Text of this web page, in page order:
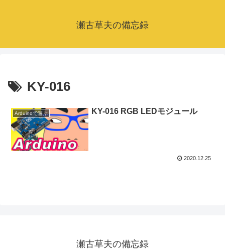
瀬古草夫の備忘録
KY-016
Arduinoで遊ぶ KY-016 RGB LEDモジュール
2020.12.25
瀬古草夫の備忘録